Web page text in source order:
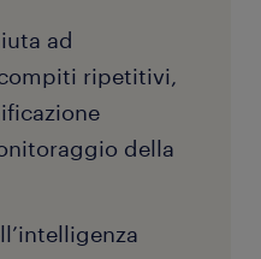
ad
ripetitivi,
della